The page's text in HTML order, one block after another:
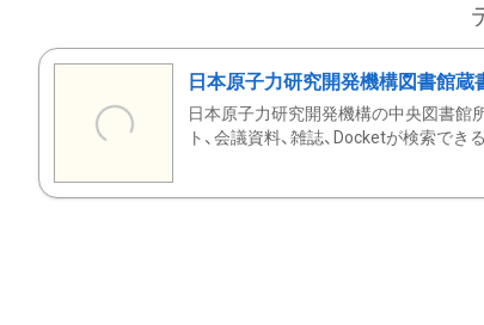
日本原子力研究開発機構図書館蔵
日本原子力研究開発機構の中央図書館
ト、会議資料、雑誌、Docketが検索できる